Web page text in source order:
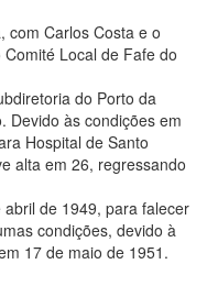
com Carlos Costa e o
Local de Fafe do
do Porto da
Devido às condições em
Hospital de Santo
alta em 26, regressando
de 1949, para falecer
condições, devido à
17 de maio de 1951.